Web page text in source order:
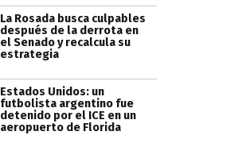
La Rosada busca culpables
después de la derrota en
el Senado y recalcula su
estrategia
Estados Unidos: un
futbolista argentino fue
detenido por el ICE en un
aeropuerto de Florida